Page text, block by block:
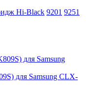
Hi-Black 9201 9251
для Samsung CLX-